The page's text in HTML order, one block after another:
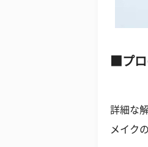
プ
詳細な
メイク